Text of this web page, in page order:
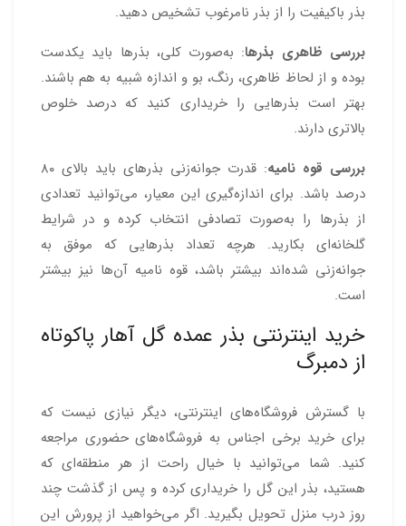
بذر باکیفیت را از بذر نامرغوب تشخیص دهید.
بررسی ظاهری بذرها: به‌صورت کلی، بذرها باید یکدست
بوده و از لحاظ ظاهری، رنگ، بو و اندازه شبیه به هم باشند.
بهتر است بذرهایی را خریداری کنید که درصد خلوص
بالاتری دارند.
بررسی قوه نامیه
: قدرت جوانه‌زنی بذرهای باید بالای ۸۰
درصد باشد. برای اندازه‌گیری این معیار، می‌توانید تعدادی
از بذرها را به‌صورت تصادفی انتخاب کرده و در شرایط
گلخانه‌ای بکارید. هرچه تعداد بذرهایی که موفق به
جوانه‌زنی شده‌اند بیشتر باشد، قوه نامیه آن‌ها نیز بیشتر
است.
خرید اینترنتی بذر عمده گل آهار پاکوتاه
از دمبرگ
با گسترش فروشگاه‌های اینترنتی، دیگر نیازی نیست که
برای خرید برخی اجناس به فروشگاه‌های حضوری مراجعه
کنید. شما می‌توانید با خیال راحت از هر منطقه‌ای که
هستید، بذر این گل را خریداری کرده و پس از گذشت چند
روز درب منزل تحویل بگیرید. اگر می‌خواهید از پرورش این